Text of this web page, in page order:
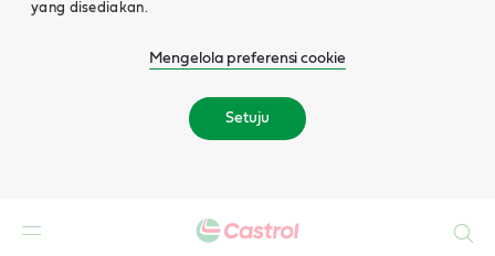
yang disediakan.
Mengelola preferensi cookie
Setuju